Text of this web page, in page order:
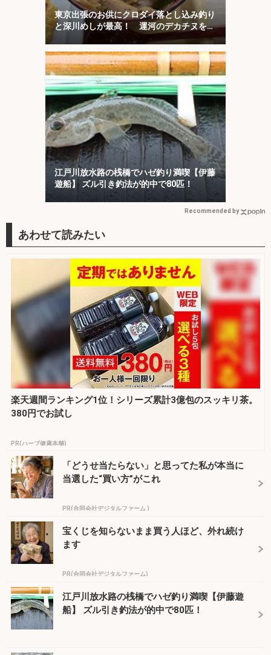
東京出張のお供にクロダイ落とし込み釣り
と深川めしが最高！ 運河のデカチヌを狙
江戸川放水路の桟橋でハゼ釣り満喫【伊藤
遊船】 ズル引き釣法が的中で80匹！
Recommended by
楽天週間ランキング1位！シリーズ累計3億包のスッキリ茶。
380円でお試し
PR(ハーブ健康本舗)
「どうせ当たらない」と思ってた私が本当に
当選した“買い方”がこれ
PR(合同会社デジタルファーム )
宝くじを知らないまま買う人ほど、外れ続け
ます
PR(合同会社デジタルファーム)
江戸川放水路の桟橋でハゼ釣り満喫【伊藤遊
船】 ズル引き釣法が的中で80匹！